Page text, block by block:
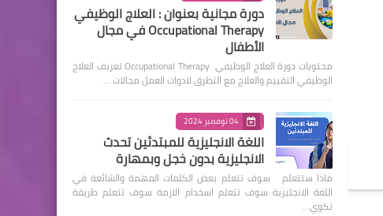
دورة مجانية بعنوان : العلاج الوظيفي
Occupational Therapy في مجال
الأطفال
محتويات دورة العلاج الوظيفي Occupational Therapy تعريف العلاج
الوظيفي التقييم والعلاج مع التطرق لادوات العمل مجالات …
04 نوفمبر 2024
اللغة الانجليزية للمبتدئين تحدث
الانجليزية بدون خجل وبمهارة
ماذا ستتعلم سوف تتعلم بعض الكلمات المهمة والشائعة في
اللغة الانجليزية سوف تتعلم اسخدام الازمة سوف تتعلم طريقة
تكوي…